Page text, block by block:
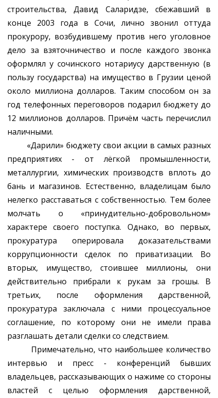
строительства, Давид Саларидзе, сбежавший в
конце 2003 года в Сочи, лично звонил оттуда
прокурору, возбудившему против него уголовное
дело за взяточничество и после каждого звонка
оформлял у сочинского нотариусу дарственную (в
пользу государства) на имущество в Грузии ценой
около миллиона долларов. Таким способом он за
год телефонных переговоров подарил бюджету до
12 миллионов долларов. Причём часть перечислил
наличными.
«Дарили» бюджету свои акции в самых разных
предприятиях - от лёгкой промышленности,
металлургии, химических производств вплоть до
бань и магазинов. Естественно, владелицам было
нелегко расставаться с собственностью. Тем более
молчать о «принудительно-добровольном»
характере своего поступка. Однако, во первых,
прокуратура оперировала доказательствами
коррупционности сделок по приватизации. Во
вторых, имущество, стоившее миллионы, они
действительно прибрали к рукам за грошы. В
третьих, после оформления дарственной,
прокуратура заключала с ними процессуальное
соглашение, по которому они не имели права
разглашать детали сделки со следствием.
Примечательно, что наибольшее количество
интервью и пресс - конференций бывших
владельцев, рассказывающих о нажиме со стороны
властей с целью оформления дарственной,